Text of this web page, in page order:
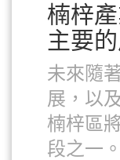
楠梓
主要
未來隨
展，以
楠梓區
段之一